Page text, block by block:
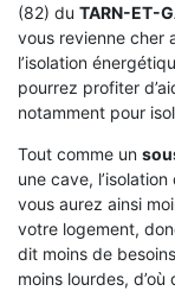
(82) du TARN-ET-
vous revienne cher
l’isolation
pourrez profiter
notamment pour
Tout comme un
une cave,
vous aurez ainsi
votre logement,
dit moins de
moins lourdes,